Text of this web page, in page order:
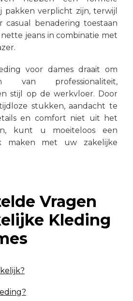
pakken verplicht zijn, terwijl
casual benadering toestaan
jeans in combinatie met
voor dames draait om
van professionaliteit,
stijl op de werkvloer. Door
stukken, aandacht te
en comfort niet uit het
kunt u moeiteloos een
maken met uw zakelijke
Vragen
Kleding